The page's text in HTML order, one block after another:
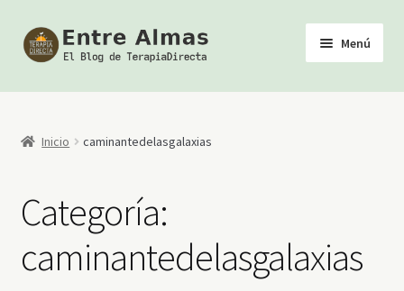
Ir
a
Ir
al
Menú
Inicio
TerapiaDirecta
Biblioteca Esotérica
Inicio caminantedelasgalaxias
Categoría:
caminantedelasgalaxias